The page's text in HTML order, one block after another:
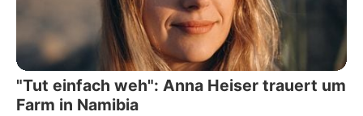
"Tut einfach weh": Anna Heiser trauert um
Farm in Namibia